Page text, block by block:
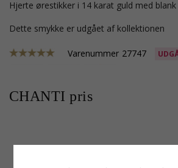
hjerte ørestikker i 14 karat guld med
Dette smykke er udgået af kollektionen
Varenummer 27747
CHANTI pris